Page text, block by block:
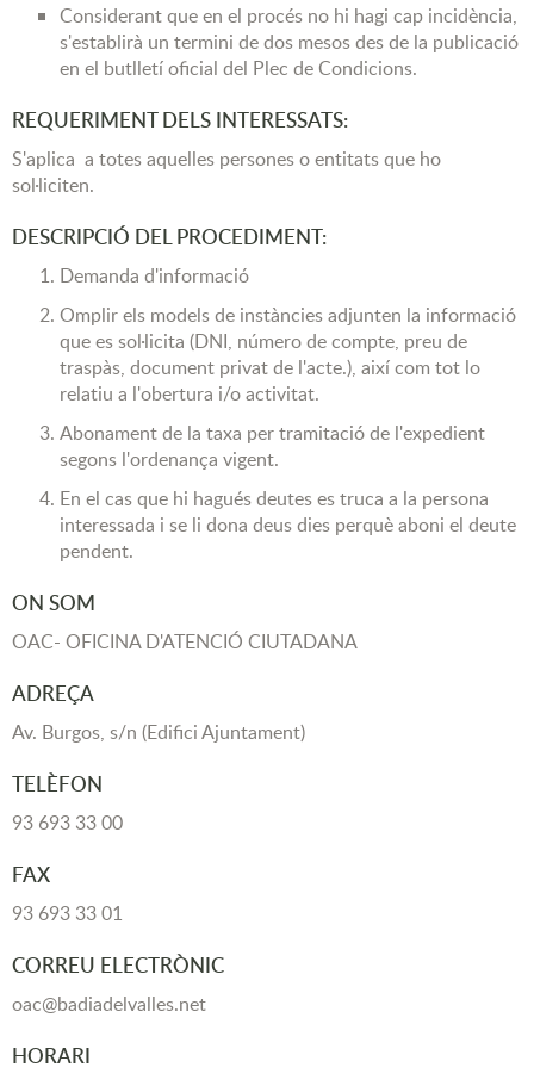
Considerant que en el procés no hi hagi cap incidència,
s'establirà un termini de dos mesos des de la publicació
en el butlletí oficial del Plec de Condicions.
REQUERIMENT DELS INTERESSATS:
S'aplica a totes aquelles persones o entitats que ho
sol·liciten.
DESCRIPCIÓ DEL PROCEDIMENT:
Demanda d'informació
Omplir els models de instàncies adjunten la informació
que es sol·licita (DNI, número de compte, preu de
traspàs, document privat de l'acte.), així com tot lo
relatiu a l'obertura i/o activitat.
Abonament de la taxa per tramitació de l'expedient
segons l'ordenança vigent.
En el cas que hi hagués deutes es truca a la persona
interessada i se li dona deus dies perquè aboni el deute
pendent.
ON SOM
OAC- OFICINA D'ATENCIÓ CIUTADANA
ADREÇA
Av. Burgos, s/n (Edifici Ajuntament)
TELÈFON
93 693 33 00
FAX
93 693 33 01
CORREU ELECTRÒNIC
oac@badiadelvalles.net
HORARI